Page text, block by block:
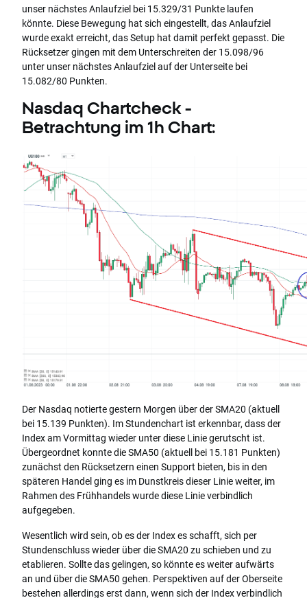
unser nächstes Anlaufziel bei 15.329/31 Punkte laufen
könnte. Diese Bewegung hat sich eingestellt, das Anlaufziel
wurde exakt erreicht, das Setup hat damit perfekt gepasst. Die
Rücksetzer gingen mit dem Unterschreiten der 15.098/96
unter unser nächstes Anlaufziel auf der Unterseite bei
15.082/80 Punkten.
Nasdaq Chartcheck -
Betrachtung im 1h Chart:
Der Nasdaq notierte gestern Morgen über der SMA20 (aktuell
bei 15.139 Punkten). Im Stundenchart ist erkennbar, dass der
Index am Vormittag wieder unter diese Linie gerutscht ist.
Übergeordnet konnte die SMA50 (aktuell bei 15.181 Punkten)
zunächst den Rücksetzern einen Support bieten, bis in den
späteren Handel ging es im Dunstkreis dieser Linie weiter, im
Rahmen des Frühhandels wurde diese Linie verbindlich
aufgegeben.
Wesentlich wird sein, ob es der Index es schafft, sich per
Stundenschluss wieder über die SMA20 zu schieben und zu
etablieren. Sollte das gelingen, so könnte es weiter aufwärts
an und über die SMA50 gehen. Perspektiven auf der Oberseite
bestehen allerdings erst dann, wenn sich der Index verbindlich